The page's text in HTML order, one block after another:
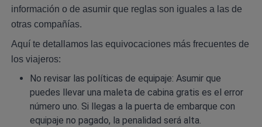
información o de asumir que reglas son iguales a las de
otras compañías.
Aquí te detallamos las equivocaciones más frecuentes de
los viajeros:
No revisar las políticas de equipaje: Asumir que
puedes llevar una maleta de cabina gratis es el error
número uno. Si llegas a la puerta de embarque con
equipaje no pagado, la penalidad será alta.